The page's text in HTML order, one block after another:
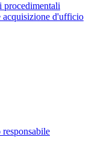
procedimentali
acquisizione d'ufficio